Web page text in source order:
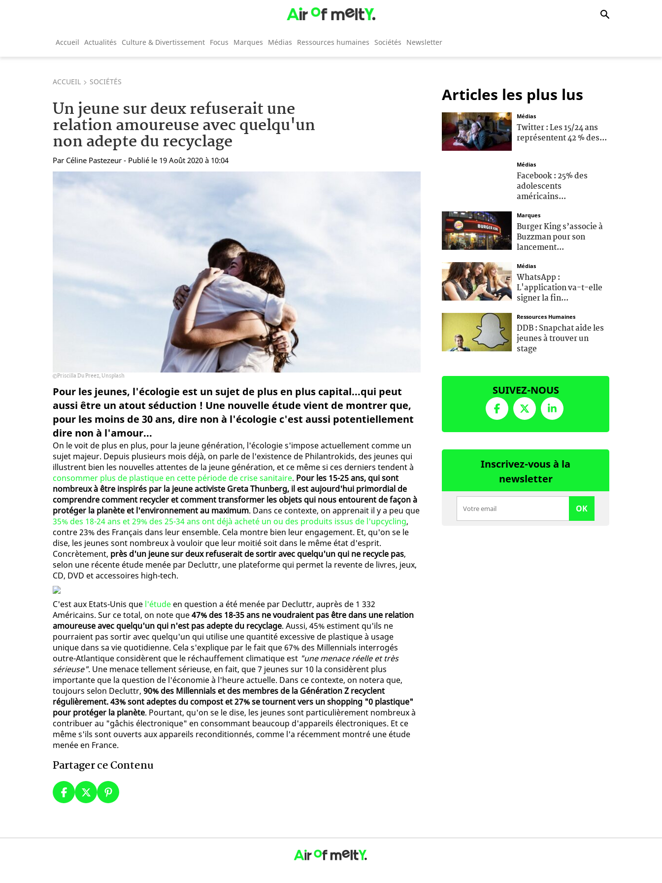
Accueil Actualités Culture & Divertissement Focus Marques Médias Ressources humaines Sociétés Newsletter
ACCUEIL SOCIÉTÉS
Un jeune sur deux refuserait une
relation amoureuse avec quelqu'un
non adepte du recyclage
Par Céline Pastezeur - Publié le 19 Août 2020 à 10:04
Priscilla Du Preez, Unsplash
Pour les jeunes, l'écologie est un sujet de plus en plus capital...qui peut
aussi être un atout séduction ! Une nouvelle étude vient de montrer que,
pour les moins de 30 ans, dire non à l'écologie c'est aussi potentiellement
dire non à l'amour...
On le voit de plus en plus, pour la jeune génération, l'écologie s'impose actuellement comme un
sujet majeur. Depuis plusieurs mois déjà, on parle de l'existence de Philantrokids, des jeunes qui
illustrent bien les nouvelles attentes de la jeune génération, et ce même si ces derniers tendent à
consommer plus de plastique en cette période de crise sanitaire. Pour les 15-25 ans, qui sont
nombreux à être inspirés par la jeune activiste Greta Thunberg, il est aujourd'hui primordial de
comprendre comment recycler et comment transformer les objets qui nous entourent de façon à
protéger la planète et l'environnement au maximum. Dans ce contexte, on apprenait il y a peu que
35% des 18-24 ans et 29% des 25-34 ans ont déjà acheté un ou des produits issus de l'upcycling,
contre 23% des Français dans leur ensemble. Cela montre bien leur engagement. Et, qu'on se le
dise, les jeunes sont nombreux à vouloir que leur moitié soit dans le même état d'esprit.
Concrètement, près d'un jeune sur deux refuserait de sortir avec quelqu'un qui ne recycle pas,
selon une récente étude menée par Decluttr, une plateforme qui permet la revente de livres, jeux,
CD, DVD et accessoires high-tech.
C'est aux Etats-Unis que l'étude en question a été menée par Decluttr, auprès de 1 332
Américains. Sur ce total, on note que47% des 18-35 ans ne voudraient pas être dans une relation
amoureuse avec quelqu'un qui n'est pas adepte du recyclage. Aussi, 45% estiment qu'ils ne
pourraient pas sortir avec quelqu'un qui utilise une quantité excessive de plastique à usage
unique dans sa vie quotidienne. Cela s'explique par le fait que 67% des Millennials interrogés
outre-Atlantique considèrent que le réchauffement climatique est "une menace réelle et très
sérieuse". Une menace tellement sérieuse, en fait, que 7 jeunes sur 10 la considèrent plus
importante que la question de l'économie à l'heure actuelle. Dans ce contexte, on notera que,
toujours selon Decluttr, 90% des Millennials et des membres de la Génération Z recyclent
régulièrement. 43% sont adeptes du compost et 27% se tournent vers un shopping "0 plastique"
pour protéger la planète. Pourtant, qu'on se le dise, les jeunes sont particulièrement nombreux à
contribuer au "gâchis électronique" en consommant beaucoup d'appareils électroniques. Et ce
même s'ils sont ouverts aux appareils reconditionnés, comme l'a récemment montré une étude
menée en France.
Partager ce Contenu
Articles les plus lus
Médias
Twitter : Les 15/24 ans
représentent 42 % des...
Médias
Facebook : 25% des
adolescents
américains...
Marques
Burger King s’associe à
Buzzman pour son
lancement...
Médias
WhatsApp :
L'application va-t-elle
signer la fin...
Ressources Humaines
DDB : Snapchat aide les
jeunes à trouver un
stage
SUIVEZ-NOUS
Inscrivez-vous à la
newsletter
OK